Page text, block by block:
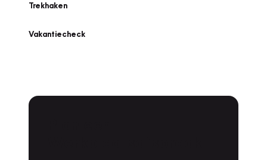
Trekhaken
Vakantiecheck